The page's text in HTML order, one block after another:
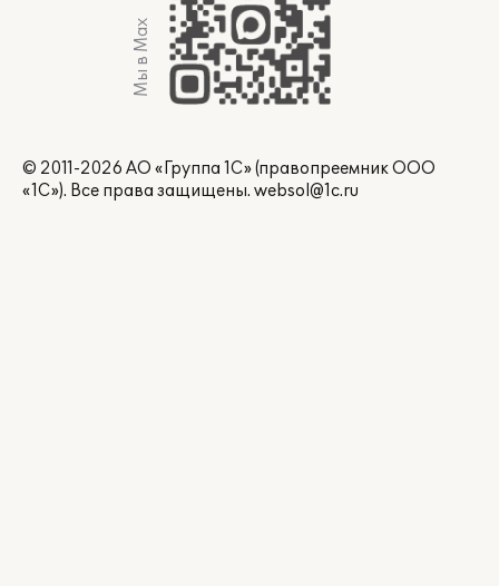
Мы в Max
© 2011-2026 АО «Группа 1С» (правопреемник ООО
«1С»). Все права защищены. websol@1c.ru